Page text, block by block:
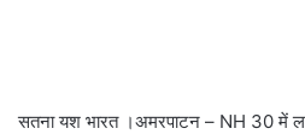
सतना यश भारत ।अमरपाटन – NH 30 में